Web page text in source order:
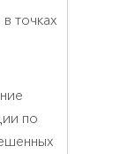
точках
по